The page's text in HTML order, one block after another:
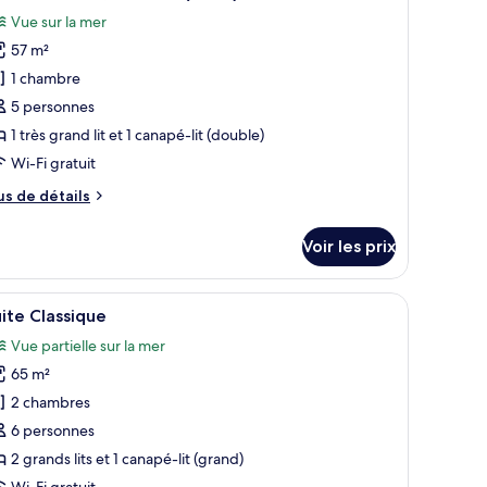
:
Vue sur la mer
57 m²
1 chambre
5 personnes
1 très grand lit et 1 canapé-lit (double)
Wi-Fi gratuit
de détails
Voir les prix
une tête de lit en bois, un lustre, une table de chevet et une vue sur la ville.
Suite Classique | Minibar, coffres-forts dans
1 Classique
Vue partielle sur la mer
65 m²
2 chambres
6 personnes
2 grands lits et 1 canapé-lit (grand)